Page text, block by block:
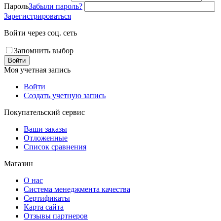
ПарольЗабыли пароль?
Зарегистрироваться
Войти через соц. сеть
Запомнить выбор
Войти
Моя учетная запись
Войти
Создать учетную запись
Покупательский сервис
Ваши заказы
Отложенные
Список сравнения
Магазин
О нас
Система менеджмента качества
Сертификаты
Карта сайта
Отзывы партнеров